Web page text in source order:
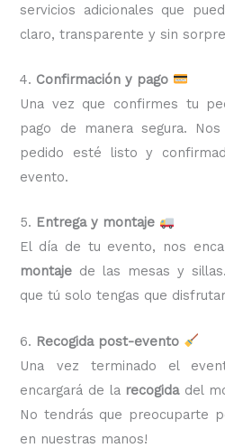
servicios adicionales que
claro, transparente y sin
4. Confirmación y pago
Una vez que confirmes tu
pago de manera segura.
pedido esté listo y
evento.
5. Entrega y montaje
El día de tu evento, nos
montaje de las mesas y
que tú solo tengas que
6. Recogida post-evento
Una vez terminado el
encargará de la recogidadel
No tendrás que preocuparte
en nuestras manos!